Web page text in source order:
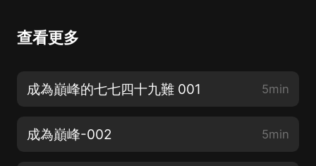
查看更多
成為巔峰的七七四十九難 001 5min
成為巔峰-002 5min